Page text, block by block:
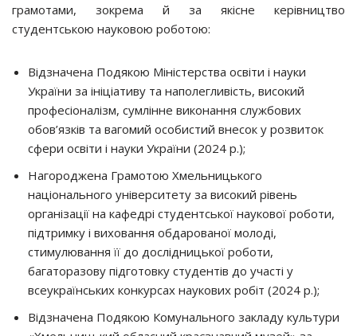
грамотами, зокрема й за якісне керівництво
студентською науковою роботою:
Відзначена Подякою Міністерства освіти і науки
України за ініціативу та наполегливість, високий
професіоналізм, сумлінне виконання службових
обов’язків та вагомий особистий внесок у розвиток
сфери освіти і науки України (2024 р.);
Нагороджена Грамотою Хмельницького
національного університету за високий рівень
організації на кафедрі студентської наукової роботи,
підтримку і виховання обдарованої молоді,
стимулювання її до дослідницької роботи,
багаторазову підготовку студентів до участі у
всеукраїнських конкурсах наукових робіт (2024 р.);
Відзначена Подякою Комунального закладу культури